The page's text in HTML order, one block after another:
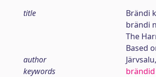
title
Brändi
brändi
The
Based
author
keywords
brändid